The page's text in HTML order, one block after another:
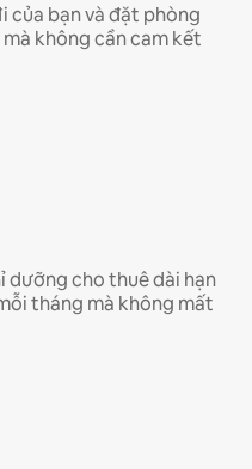
của bạn và đặt phòng
không cần cam kết
dưỡng cho thuê dài hạn
tháng mà không mất